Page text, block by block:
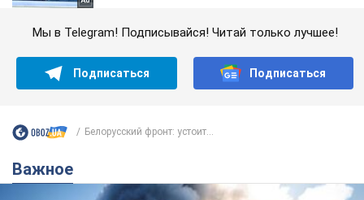
Мы в Telegram! Подписывайся! Читай только лучшее!
Подписаться Подписаться
Белорусский фронт: устоит...
Важное